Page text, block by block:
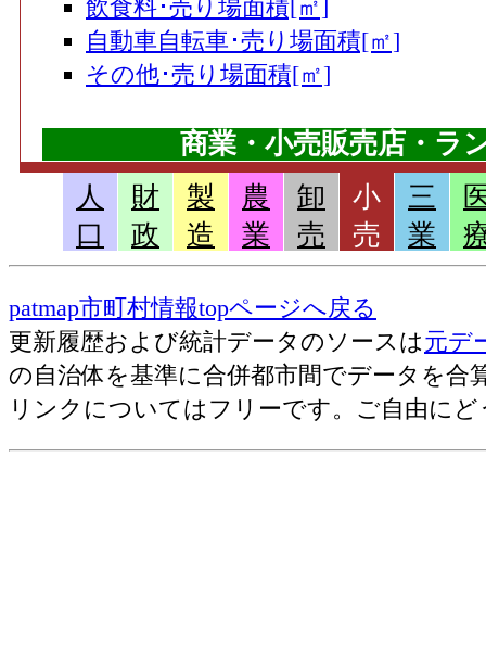
飲食料･売り場面積[㎡]
自動車自転車･売り場面積[㎡]
その他･売り場面積[㎡]
商業・小売販売店・ラ
販売店(2016)=大型小売店数
販売店(2016)=百貨店数
販売店(20116)=小売店数(飲食店除く)
古いランキング(2012年版 商
総合･従業員数[人]
人
口
財
政
製
造
農
業
卸
売
小
売
三
業
patmap市町村情報topページへ戻る
更新履歴および統計データのソースは元デ
の自治体を基準に合併都市間でデータを合
リンクについてはフリーです。ご自由にど